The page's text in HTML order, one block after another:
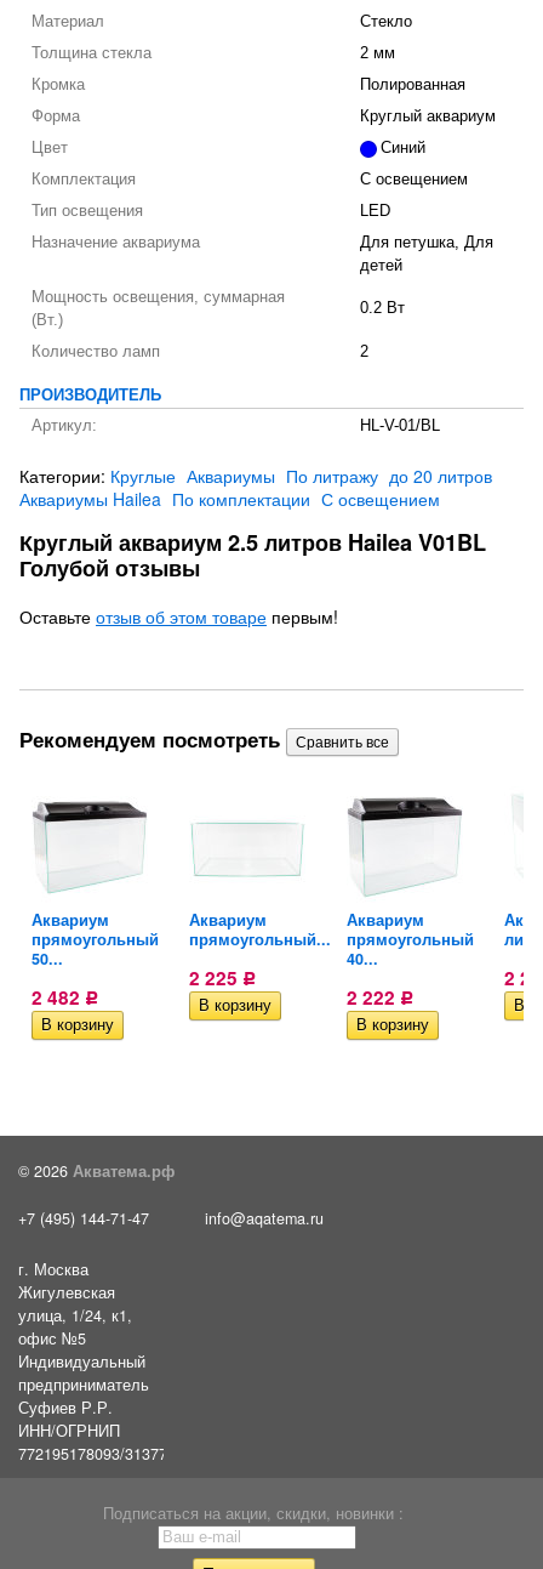
Материал
Стекло
Толщина стекла
2 мм
Кромка
Полированная
Форма
Круглый аквариум
Цвет
Синий
Комплектация
С освещением
Тип освещения
LED
Назначение аквариума
Для петушка, Для
детей
Мощность освещения, суммарная
(Вт.)
0.2 Вт
Количество ламп 2
ПРОИЗВОДИТЕЛЬ
Артикул:
HL-V-01/BL
Категории: Круглые Аквариумы По литражу до 20 литров
Аквариумы Hailea По комплектации С освещением
Круглый аквариум 2.5 литров Hailea V01BL
Голубой отзывы
Оставьте отзыв об этом товаре первым!
Рекомендуем посмотреть
Аквариум
прямоугольный
50...
2 482 Р
Аквариум
прямоугольный...
2 225 Р
Аквариум
прямоугольный
40...
2 222 Р
2
© 2026 Акватема.рф
+7 (495) 144-71-47 info@aqatema.ru
г. Москва
Жигулевская
улица, 1/24, к1,
офис №5
Индивидуальный
предприниматель
Суфиев Р.Р.
ИНН/ОГРНИП
772195178093/31377461610054
Подписаться на акции, скидки, новинки :